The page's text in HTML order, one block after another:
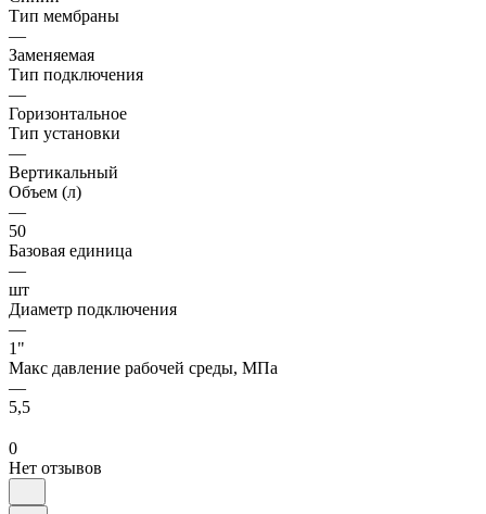
Тип мембраны
—
Заменяемая
Тип подключения
—
Горизонтальное
Тип установки
—
Вертикальный
Объем (л)
—
50
Базовая единица
—
шт
Диаметр подключения
—
1"
Макс давление рабочей среды, МПа
—
5,5
0
Нет отзывов